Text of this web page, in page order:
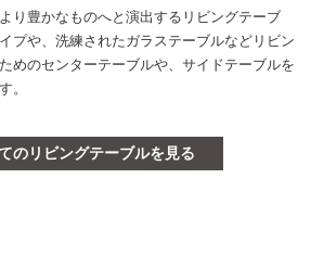
り豊かなものへと演出するリビングテーブ
プや、洗練されたガラステーブルなどリビン
めのセンターテーブルや、サイドテーブルを
。
のリビングテーブルを見る